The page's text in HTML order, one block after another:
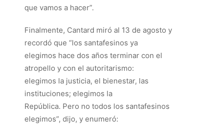
que vamos a hacer”.
Finalmente, Cantard miró al 13 de agosto y
recordó que “los santafesinos ya
elegimos hace dos años terminar con el
atropello y con el autoritarismo:
elegimos la justicia, el bienestar, las
instituciones; elegimos la
República. Pero no todos los santafesinos
elegimos”, dijo, y enumeró: